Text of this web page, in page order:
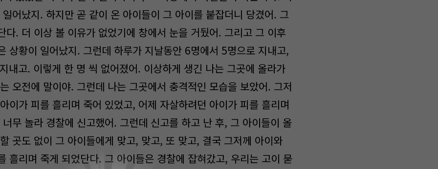
어났지. 하지만 곧 같이 온 아이들이 그 아이를 붙잡더니 당겼어. 그
다. 더 이상 볼 이유가 없었기에 창에서 눈을 거뒀어. 그리고 그 이후
상황이 일어났지. 그런데 하루가 지날동안 6명에서 5명으로 지내고,
내고. 이렇게 한 명 씩 없어졌어. 이상하게 생긴 나는 그곳에 올라가
오전에 말이야. 그런데 나는 그곳에서 충격적인 모습을 보았어. 그저
이가 피를 흘리며 죽어 있었고, 어제 자살하려던 아이가 피를 흘리며
무 놀라 경찰에 신고했어. 그런데 신고를 하고 난 후, 그 아이들이 올
곳도 없이 그 아이들에게 맞고, 맞고, 또 맞고, 결국 그저께 아이와
흘리며 죽게 되었단다. 그 아이들은 경찰에 잡혀갔고, 우리는 고이 묻